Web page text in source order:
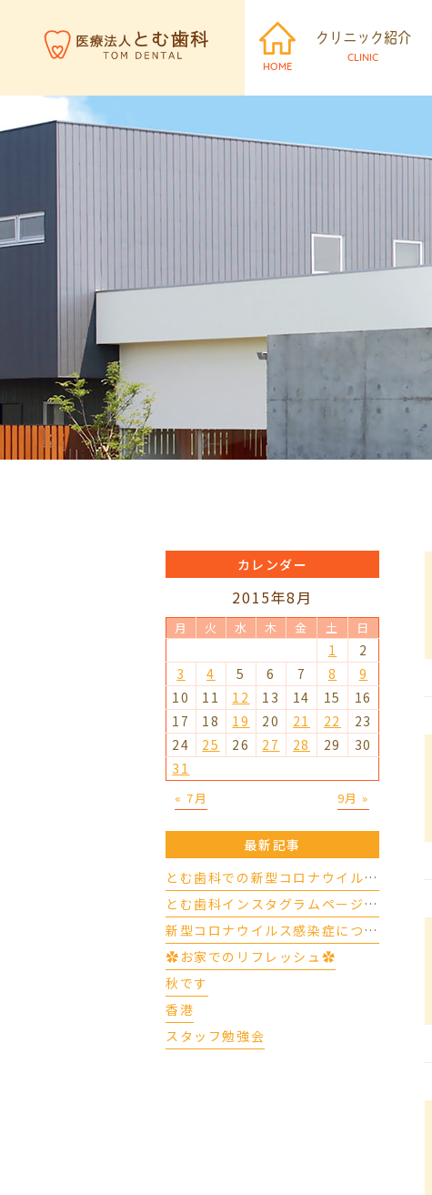
HOME
クリニック紹介
CLINIC
カレンダー
2015年8月
月 火 水 木 金 土 日
« 7月 9月 »
1
2
3
4 5 6 7 8
9
10
11 12 13 14 15
16
17
18 19 20 21 22
23
24
25 26 27 28 29
30
31
最新記事
とむ歯科での新型コロナウイルスの対応について（4/17更新）
とむ歯科インスタグラムページができました
新型コロナウイルス感染症について
✿お家でのリフレッシュ✿
秋です
香港
スタッフ勉強会